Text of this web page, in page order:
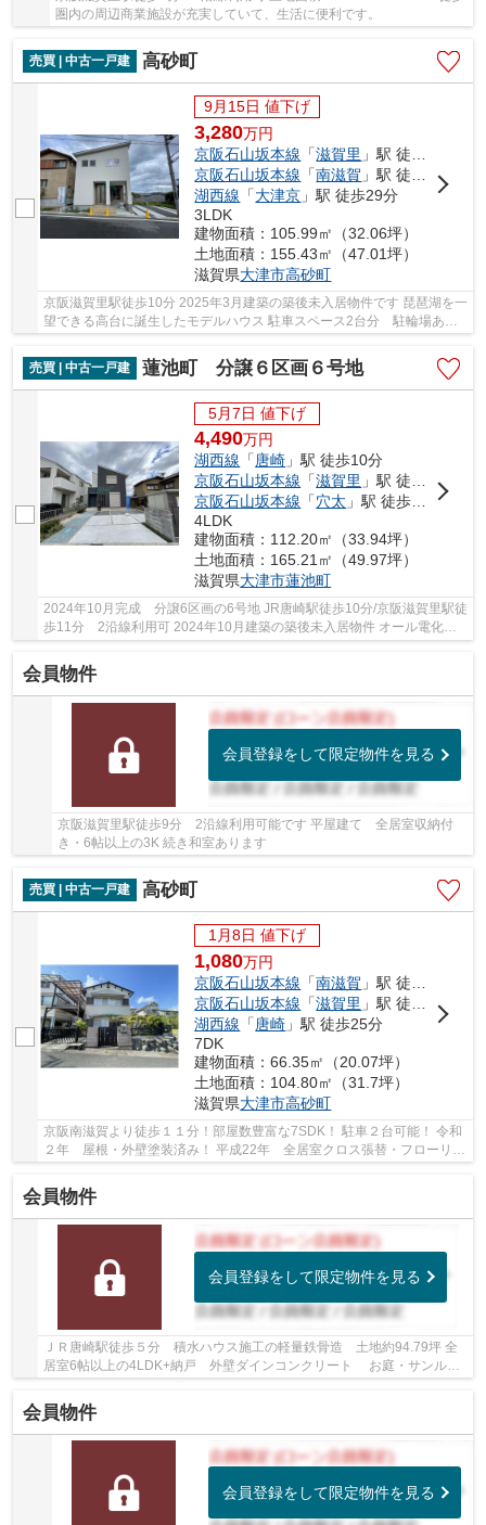
圏内の周辺商業施設が充実していて、生活に便利です。
売買 | 中古一戸建 高砂町
9月15日 値下げ
3,280万円
京阪石山坂本線 「滋賀里 」駅 徒歩10分
京阪石山坂本線 「南滋賀 」駅 徒歩10分
湖西線 「大津京 」駅 徒歩29分
3LDK
建物面積：105.99㎡（32.06坪）
土地面積：155.43㎡（47.01坪）
滋賀県大津市高砂町
京阪滋賀里駅徒歩10分 2025年3月建築の築後未入居物件です 琵琶湖を一
望できる高台に誕生したモデルハウス 駐車スペース2台分 駐輪場あ
り お庭付き トイレ2ヶ所あり 琵琶湖が見える...
売買 | 中古一戸建
蓮池町 分譲６区画６号地
5月7日 値下げ
4,490万円
湖西線 「唐崎 」駅 徒歩10分
京阪石山坂本線 「滋賀里 」駅 徒歩11分
京阪石山坂本線 「穴太 」駅 徒歩21分
4LDK
建物面積：112.20㎡（33.94坪）
土地面積：165.21㎡（49.97坪）
滋賀県大津市蓮池町
2024年10月完成 分譲6区画の6号地 JR唐崎駅徒歩10分/京阪滋賀里駅徒
歩11分 2沿線利用可 2024年10月建築の築後未入居物件 オール電化住
宅 ZEH 長期優良住宅 太陽光発電 駐車2台可...
会員物件
会員登録をして限定物件を見る
京阪滋賀里駅徒歩9分 2沿線利用可能です 平屋建て 全居室収納付
き・6帖以上の3K 続き和室あります
売買 | 中古一戸建 高砂町
1月8日 値下げ
1,080万円
京阪石山坂本線 「南滋賀 」駅 徒歩11分
京阪石山坂本線 「滋賀里 」駅 徒歩12分
湖西線 「 唐崎 」駅 徒歩25分
7DK
建物面積：66.35㎡（20.07坪）
土地面積：104.80㎡（31.7坪）
滋賀県大津市高砂町
京阪南滋賀より徒歩１１分！部屋数豊富な7SDK！ 駐車２台可能！ 令和
２年 屋根・外壁塗装済み！ 平成22年 全居室クロス張替・フローリン
会員物件
会員登録をして限定物件を見る
ＪＲ唐崎駅徒歩５分 積水ハウス施工の軽量鉄骨造 土地約94.79坪 全
居室6帖以上の4LDK+納戸 外壁ダインコンクリート お庭・サンルー
ム・ウッドデッキ有 普通車2台並列駐車可能 20...
会員物件
会員登録をして限定物件を見る